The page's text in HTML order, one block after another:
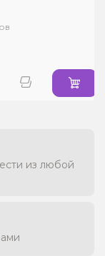
из любой